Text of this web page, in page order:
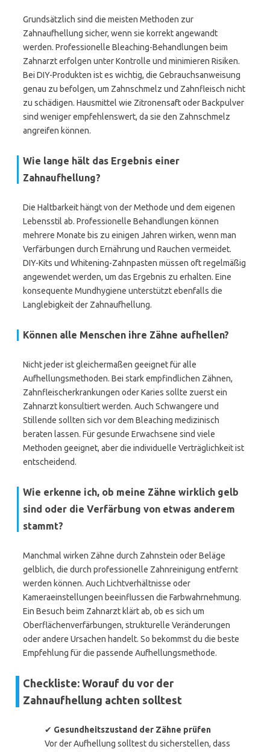
Grundsätzlich sind die meisten Methoden zur
Zahnaufhellung sicher, wenn sie korrekt angewandt
werden. Professionelle Bleaching-Behandlungen beim
Zahnarzt erfolgen unter Kontrolle und minimieren Risiken.
Bei DIY-Produkten ist es wichtig, die Gebrauchsanweisung
genau zu befolgen, um Zahnschmelz und Zahnfleisch nicht
zu schädigen. Hausmittel wie Zitronensaft oder Backpulver
sind weniger empfehlenswert, da sie den Zahnschmelz
angreifen können.
Wie lange hält das Ergebnis einer
Zahnaufhellung?
Die Haltbarkeit hängt von der Methode und dem eigenen
Lebensstil ab. Professionelle Behandlungen können
mehrere Monate bis zu einigen Jahren wirken, wenn man
Verfärbungen durch Ernährung und Rauchen vermeidet.
DIY-Kits und Whitening-Zahnpasten müssen oft regelmäßig
angewendet werden, um das Ergebnis zu erhalten. Eine
konsequente Mundhygiene unterstützt ebenfalls die
Langlebigkeit der Zahnaufhellung.
Können alle Menschen ihre Zähne aufhellen?
Nicht jeder ist gleichermaßen geeignet für alle
Aufhellungsmethoden. Bei stark empfindlichen Zähnen,
Zahnfleischerkrankungen oder Karies sollte zuerst ein
Zahnarzt konsultiert werden. Auch Schwangere und
Stillende sollten sich vor dem Bleaching medizinisch
beraten lassen. Für gesunde Erwachsene sind viele
Methoden geeignet, aber die individuelle Verträglichkeit ist
entscheidend.
Wie erkenne ich, ob meine Zähne wirklich gelb
sind oder die Verfärbung von etwas anderem
stammt?
Manchmal wirken Zähne durch Zahnstein oder Beläge
gelblich, die durch professionelle Zahnreinigung entfernt
werden können. Auch Lichtverhältnisse oder
Kameraeinstellungen beeinflussen die Farbwahrnehmung.
Ein Besuch beim Zahnarzt klärt ab, ob es sich um
Oberflächenverfärbungen, strukturelle Veränderungen
oder andere Ursachen handelt. So bekommst du die beste
Empfehlung für die passende Aufhellungsmethode.
Checkliste: Worauf du vor der
Zahnaufhellung achten solltest
✔ Gesundheitszustand der Zähne prüfen
Vor der Aufhellung solltest du sicherstellen, dass